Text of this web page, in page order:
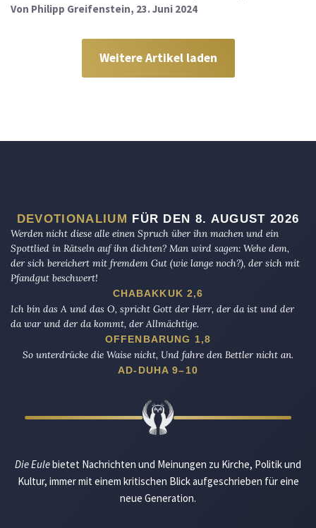
Von Philipp Greifenstein, 23. Juni 2024
Weitere Artikel laden
DEVOTIONALIUM FÜR DEN 8. AUGUST 2026
Werden nicht diese alle einen Spruch über ihn machen und ein
Spottlied in Rätseln auf ihn dichten? Man wird sagen: Wehe dem,
der sich bereichert mit fremdem Gut (wie lange noch?), der sich mit
Pfandgut beschwert!
CHABAKKUK 2,6
Ich bin das A und das O, spricht Gott der Herr, der da ist und der
da war und der da kommt, der Allmächtige.
OFFENBARUNG 1,8
So unterdrücke die Waise nicht, Und fahre den Bettler nicht an.
AD-DUHA 9–10
Die Eulebietet Nachrichten und Meinungen zu Kirche, Politik und
Kultur, immer mit einem kritischen Blick aufgeschrieben für eine
neue Generation.